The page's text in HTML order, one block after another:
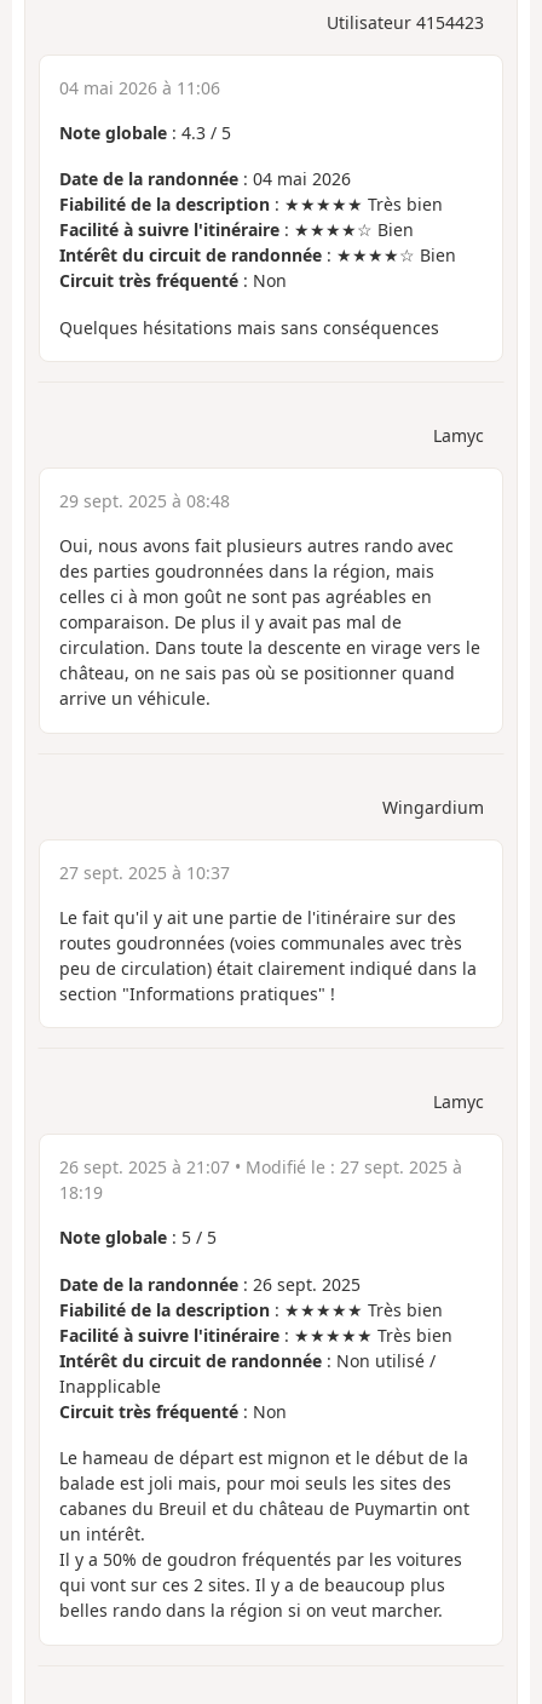
Utilisateur 4154423
04 mai 2026 à 11:06
Note globale : 4.3 / 5
Date de la randonnée : 04 mai 2026
Fiabilité de la description : ★★★★★ Très bien
Facilité à suivre l'itinéraire : ★★★★☆ Bien
Intérêt du circuit de randonnée : ★★★★☆ Bien
Circuit très fréquenté : Non
Quelques hésitations mais sans conséquences
Lamyc
29 sept. 2025 à 08:48
Oui, nous avons fait plusieurs autres rando avec
des parties goudronnées dans la région, mais
celles ci à mon goût ne sont pas agréables en
comparaison. De plus il y avait pas mal de
circulation. Dans toute la descente en virage vers le
château, on ne sais pas où se positionner quand
arrive un véhicule.
Wingardium
27 sept. 2025 à 10:37
Le fait qu'il y ait une partie de l'itinéraire sur des
routes goudronnées (voies communales avec très
peu de circulation) était clairement indiqué dans la
section "Informations pratiques" !
Lamyc
26 sept. 2025 à 21:07 • Modifié le : 27 sept. 2025 à
18:19
Note globale : 5 / 5
Date de la randonnée : 26 sept. 2025
Fiabilité de la description : ★★★★★ Très bien
Facilité à suivre l'itinéraire : ★★★★★ Très bien
Intérêt du circuit de randonnée : Non utilisé /
Inapplicable
Circuit très fréquenté : Non
Le hameau de départ est mignon et le début de la
balade est joli mais, pour moi seuls les sites des
cabanes du Breuil et du château de Puymartin ont
un intérêt.
Il y a 50% de goudron fréquentés par les voitures
qui vont sur ces 2 sites. Il y a de beaucoup plus
belles rando dans la région si on veut marcher.